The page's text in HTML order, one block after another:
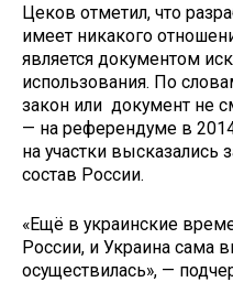
Цеков отметил, что
имеет никакого
является документом
использования. По
закон или документ не
— на референдуме в
на участки высказались
состав России.
«Ещё в украинские
России, и Украина сама
осуществилась», —